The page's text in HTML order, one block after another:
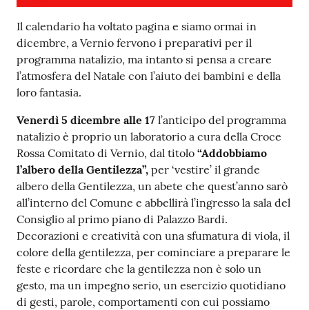
Contenuto
Il calendario ha voltato pagina e siamo ormai in
dicembre, a Vernio fervono i preparativi per il
programma natalizio, ma intanto si pensa a creare
l’atmosfera del Natale con l’aiuto dei bambini e della
loro fantasia.
Venerdì 5 dicembre alle 17 l’anticipo del programma
natalizio è proprio un laboratorio a cura della Croce
Rossa Comitato di Vernio, dal titolo “Addobbiamo
l’albero della Gentilezza”, per ‘vestire’ il grande
albero della Gentilezza, un abete che quest’anno sarò
all’interno del Comune e abbellirà l’ingresso la sala del
Consiglio al primo piano di Palazzo Bardi.
Decorazioni e creatività con una sfumatura di viola, il
colore della gentilezza, per cominciare a preparare le
feste e ricordare che la gentilezza non è solo un
gesto, ma un impegno serio, un esercizio quotidiano
di gesti, parole, comportamenti con cui possiamo